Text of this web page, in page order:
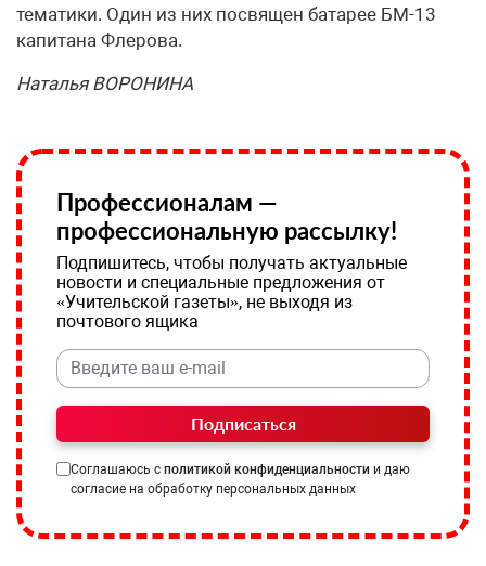
тематики. Один из них посвящен батарее БМ-13
капитана Флерова.
Наталья ВОРОНИНА
Профессионалам —
профессиональную рассылку!
Подпишитесь, чтобы получать актуальные
новости и специальные предложения от
«Учительской газеты», не выходя из
почтового ящика
Подписаться
Соглашаюсь с политикой конфиденциальности и даю
согласие на обработку персональных данных